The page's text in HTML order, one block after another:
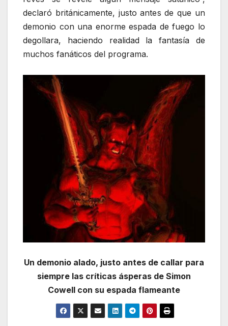
declaró británicamente, justo antes de que un
demonio con una enorme espada de fuego lo
degollara, haciendo realidad la fantasía de
muchos fanáticos del programa.
Un demonio alado, justo antes de callar para
siempre las críticas ásperas de Simon
Cowell con su espada flameante